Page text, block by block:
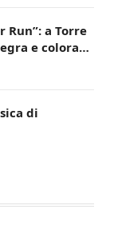
Run”: a Torre
e colorata
di